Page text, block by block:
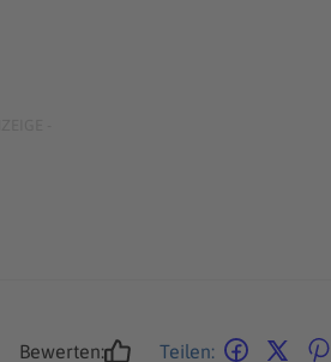
Bewerten: Teilen: